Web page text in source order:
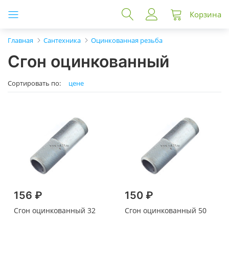
Корзина
Главная Сантехника Оцинкованная резьба
Сгон оцинкованный
Сортировать по: цене
156 ₽
Сгон оцинкованный 32
150 ₽
Сгон оцинкованный 50